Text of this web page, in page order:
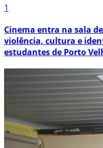
1
Cinema entra na sala
violência, cultura e
estudantes de Porto